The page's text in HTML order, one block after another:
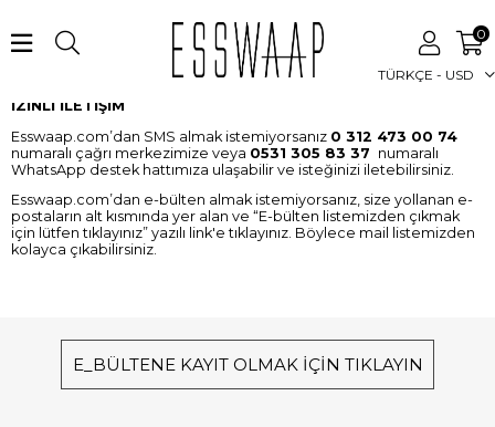
TÜRKÇE - USD
0
İZİNLİ İLETİŞİM
Esswaap.com’dan SMS almak istemiyorsanız 0 312 473 00 74
numaralı çağrı merkezimize veya 0531 305 83 37 numaralı
WhatsApp destek hattımıza ulaşabilir ve isteğinizi iletebilirsiniz.
Esswaap.com’dan e-bülten almak istemiyorsanız, size yollanan e-
postaların alt kısmında yer alan ve “E-bülten listemizden çıkmak
için lütfen tıklayınız” yazılı link'e tıklayınız. Böylece mail listemizden
kolayca çıkabilirsiniz.
E_BÜLTENE KAYIT OLMAK İÇİN TIKLAYIN